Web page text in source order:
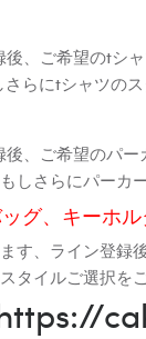
、ご希望のtシ
らにtシャツの
、ご希望のパ
さらにパー
グ、キーホ
す、ライン登
イルご選択